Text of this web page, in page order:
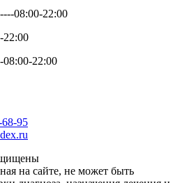
08:00-22:00
22:00
08:00-22:00
95
на сайте, не может быть